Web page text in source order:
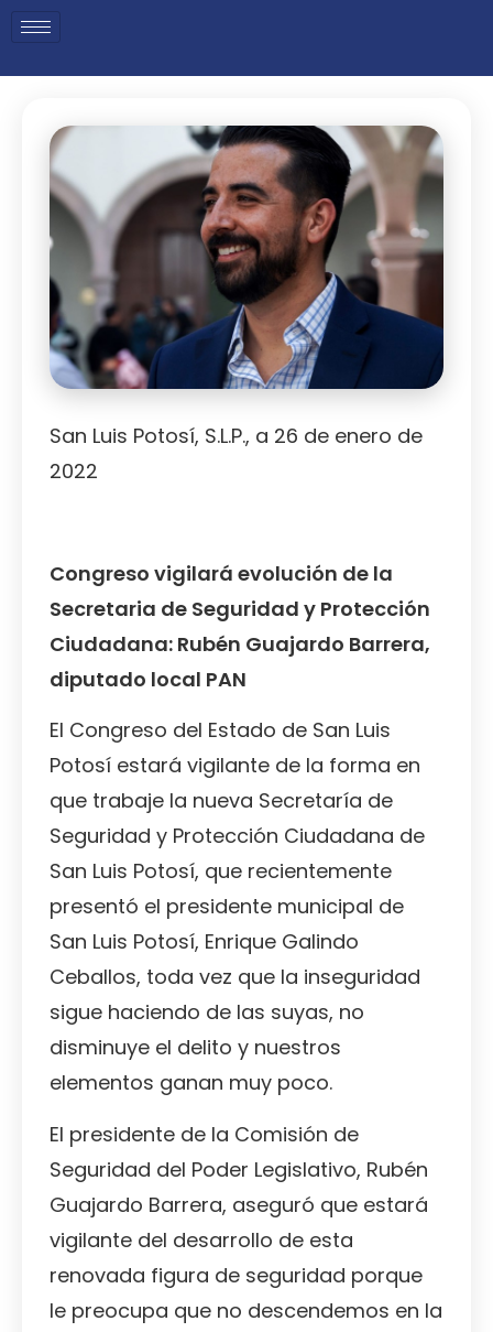
San Luis Potosí, S.L.P., a 26 de enero de
2022
Congreso vigilará evolución de la
Secretaria de Seguridad y Protección
Ciudadana: Rubén Guajardo Barrera,
diputado local PAN
El Congreso del Estado de San Luis
Potosí estará vigilante de la forma en
que trabaje la nueva Secretaría de
Seguridad y Protección Ciudadana de
San Luis Potosí, que recientemente
presentó el presidente municipal de
San Luis Potosí, Enrique Galindo
Ceballos, toda vez que la inseguridad
sigue haciendo de las suyas, no
disminuye el delito y nuestros
elementos ganan muy poco.
El presidente de la Comisión de
Seguridad del Poder Legislativo, Rubén
Guajardo Barrera, aseguró que estará
vigilante del desarrollo de esta
renovada figura de seguridad porque
le preocupa que no descendemos en la